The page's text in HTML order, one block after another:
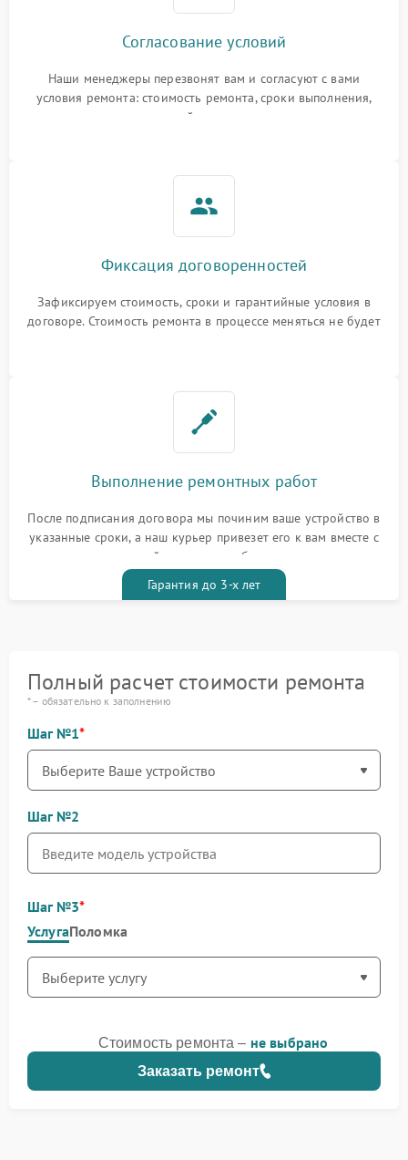
Согласование условий
Наши менеджеры перезвонят вам и согласуют с вами
условия ремонта: стоимость ремонта, сроки выполнения,
гарантийные условия
Фиксация договоренностей
Зафиксируем стоимость, сроки и гарантийные условия в
договоре. Стоимость ремонта в процессе меняться не будет
Выполнение ремонтных работ
После подписания договора мы починим ваше устройство в
указанные сроки, а наш курьер привезет его к вам вместе с
гарантийным талоном бесплатно
Гарантия до 3-х лет
Полный расчет стоимости ремонта
* – обязательно к заполнению
Шаг №1
Шаг №2
Шаг №3
УслугаПоломка
Заказать ремонт
Стоимость ремонта – не выбрано